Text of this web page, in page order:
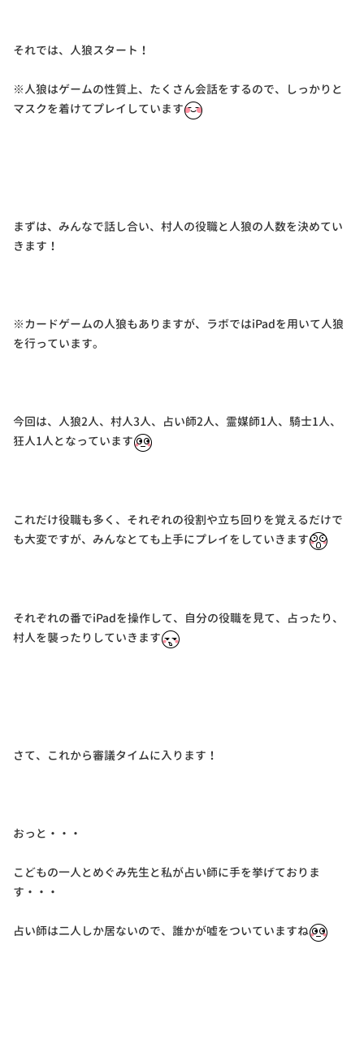
それでは、人狼スタート！
※人狼はゲームの性質上、たくさん会話をするので、しっかりと
マスクを着けてプレイしています
まずは、みんなで話し合い、村人の役職と人狼の人数を決めてい
きます！
※カードゲームの人狼もありますが、ラボではiPadを用いて人狼
を行っています。
今回は、人狼2人、村人3人、占い師2人、霊媒師1人、騎士1人、
狂人1人となっています
これだけ役職も多く、それぞれの役割や立ち回りを覚えるだけで
も大変ですが、みんなとても上手にプレイをしていきます
それぞれの番でiPadを操作して、自分の役職を見て、占ったり、
村人を襲ったりしていきます
さて、これから審議タイムに入ります！
おっと・・・
こどもの一人とめぐみ先生と私が占い師に手を挙げておりま
す・・・
占い師は二人しか居ないので、誰かが嘘をついていますね